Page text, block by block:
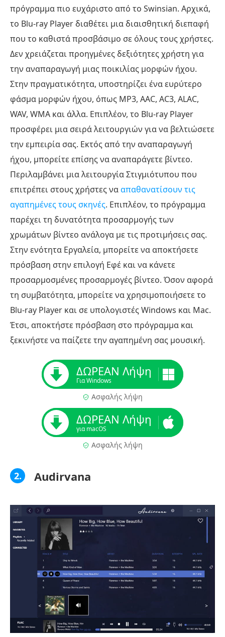
πρόγραμμα πιο ευχάριστο από το Swinsian. Αρχικά,
το Blu-ray Player διαθέτει μια διαισθητική διεπαφή
που το καθιστά προσβάσιμο σε όλους τους χρήστες.
Δεν χρειάζεται προηγμένες δεξιότητες χρήστη για
την αναπαραγωγή μιας ποικιλίας μορφών ήχου.
Στην πραγματικότητα, υποστηρίζει ένα ευρύτερο
φάσμα μορφών ήχου, όπως MP3, AAC, AC3, ALAC,
WAV, WMA και άλλα. Επιπλέον, το Blu-ray Player
προσφέρει μια σειρά λειτουργιών για να βελτιώσετε
την εμπειρία σας. Εκτός από την αναπαραγωγή
ήχου, μπορείτε επίσης να αναπαράγετε βίντεο.
Περιλαμβάνει μια λειτουργία Στιγμιότυπου που
επιτρέπει στους χρήστες νααπαθανατίσουν τις
αγαπημένες τους σκηνές. Επιπλέον, το πρόγραμμα
παρέχει τη δυνατότητα προσαρμογής των
χρωμάτων βίντεο ανάλογα με τις προτιμήσεις σας.
Στην ενότητα Εργαλεία, μπορείτε να αποκτήσετε
πρόσβαση στην επιλογή Εφέ και να κάνετε
προσαρμοσμένες προσαρμογές βίντεο. Όσον αφορά
τη συμβατότητα, μπορείτε να χρησιμοποιήσετε το
Blu-ray Player και σε υπολογιστές Windows και Mac.
Έτσι, αποκτήστε πρόσβαση στο πρόγραμμα και
ξεκινήστε να παίζετε την αγαπημένη σας μουσική.
ΔΩΡΕΑΝ Λήψη
Για Windows
Ασφαλής λήψη
ΔΩΡΕΑΝ Λήψη
για macOS
Ασφαλής λήψη
2. Audirvana